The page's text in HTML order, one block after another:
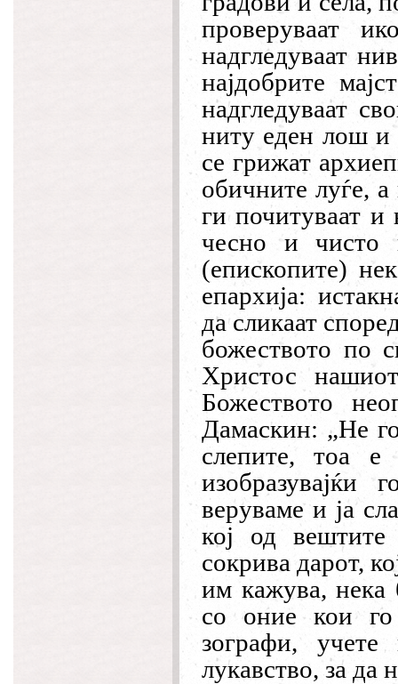
проверуваат
надгледуваат
најдобрите
надгледуваат
ниту еден лош и
се грижат
обичните луѓе,
ги почитуваат и
чесно и чисто
(епископите)
епархија:
да сликаат
божеството по
Христос
Божеството
Дамаскин: „Не
слепите, тоа е
веруваме и ја
кој од
сокрива дарот,
им кажува, нека
со оние кои го
зографи,
лукавство, за да